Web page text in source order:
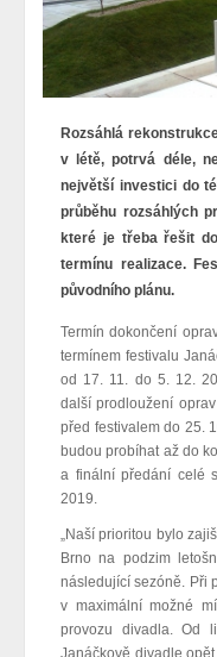
Rozsáhlá
v létě, potrvá déle,
největší investici do
průběhu rozsáhlých
které je třeba řešit
termínu realizace.
původního plánu.
Termín dokončení
termínem festivalu
od 17. 11. do 5. 12.
další prodloužení
před festivalem do 25.
budou probíhat až do
a finální předání celé
2019.
„Naší prioritou bylo
Brno na podzim
následující sezóně. Při
v maximální možné
provozu divadla. Od
Janáčkově divadle